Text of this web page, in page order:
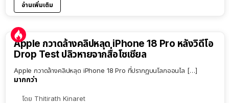
อ่านเพิ่มเติม
Apple กวาดล้างคลิปหลุด iPhone 18 Pro หลังวิดีโอ
Drop Test ปลิวหายจากสื่อโซเชียล
Apple กวาดล้างคลิปหลุด iPhone 18 Pro ที่ปรากฏบนโลกออนไล […]
มากกว่า
โดย Thitirath Kinaret